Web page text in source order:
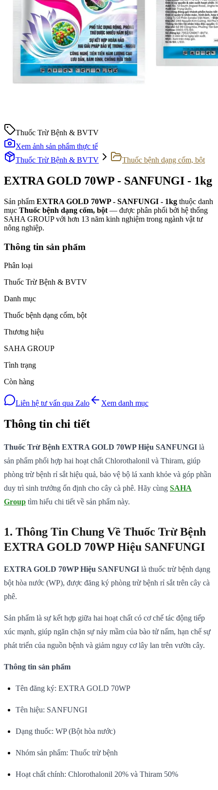
Thuốc Trừ Bệnh & BVTV
Xem ảnh sản phẩm thực tế
Thuốc Trừ Bệnh & BVTV
Thuốc bệnh dạng cốm, bột
EXTRA GOLD 70WP - SANFUNGI - 1kg
Sản phẩm EXTRA GOLD 70WP - SANFUNGI - 1kg thuộc danh
mục Thuốc bệnh dạng cốm, bột — được phân phối bởi hệ thống
SAHA GROUP với hơn 13 năm kinh nghiệm trong ngành vật tư
nông nghiệp.
Thông tin sản phẩm
Phân loại
Thuốc Trừ Bệnh & BVTV
Danh mục
Thuốc bệnh dạng cốm, bột
Thương hiệu
SAHA GROUP
Tình trạng
Còn hàng
Liên hệ tư vấn qua Zalo Xem danh mục
Thông tin chi tiết
Thuốc Trừ Bệnh EXTRA GOLD 70WP Hiệu SANFUNGI là
sản phẩm phối hợp hai hoạt chất Chlorothalonil và Thiram, giúp
phòng trừ bệnh rỉ sắt hiệu quả, bảo vệ bộ lá xanh khỏe và góp phần
duy trì sinh trưởng ổn định cho cây cà phê. Hãy cùng SAHA
Group tìm hiểu chi tiết về sản phẩm này.
1. Thông Tin Chung Về Thuốc Trừ Bệnh
EXTRA GOLD 70WP Hiệu SANFUNGI
EXTRA GOLD 70WP Hiệu SANFUNGI là thuốc trừ bệnh dạng
bột hòa nước (WP), được đăng ký phòng trừ bệnh rỉ sắt trên cây cà
phê.
Sản phẩm là sự kết hợp giữa hai hoạt chất có cơ chế tác động tiếp
xúc mạnh, giúp ngăn chặn sự nảy mầm của bào tử nấm, hạn chế sự
phát triển của nguồn bệnh và giảm nguy cơ lây lan trên vườn cây.
Thông tin sản phẩm
Tên đăng ký: EXTRA GOLD 70WP
Tên hiệu: SANFUNGI
Dạng thuốc: WP (Bột hòa nước)
Nhóm sản phẩm: Thuốc trừ bệnh
Hoạt chất chính: Chlorothalonil 20% và Thiram 50%